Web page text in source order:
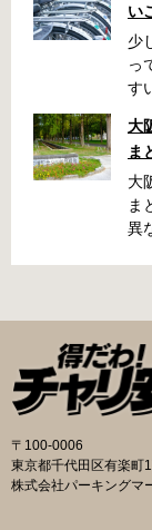
い
少
っ
す
い
ん
前
た
町
還
は
保
国
鳥
堺
保
大
ま
大
ま
異
自
利
で
不
屋
般
屋
〒100-0006
東京都千代田区有楽町
株式会社パーキングマ